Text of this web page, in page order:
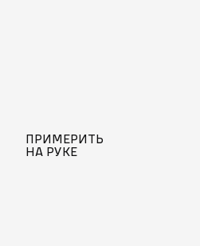
ПРИМЕРИТЬ
НА РУКЕ